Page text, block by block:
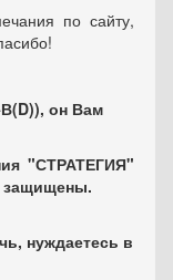
по сайту,
он Вам
"СТРАТЕГИЯ"
защищены.
нуждаетесь в